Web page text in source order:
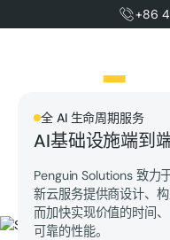
+86
全 AI 生命周期服务
AI基础设施端到
Penguin Solutions 致力
新云服务提供商设计、
而加快实现价值的时间
可靠的性能。